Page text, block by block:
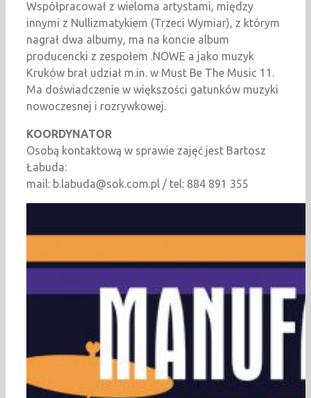
Współpracował z wieloma artystami, między
innymi z Nullizmatykiem (Trzeci Wymiar), z którym
nagrał dwa albumy, ma na koncie album
producencki z zespołem .NOWE a jako muzyk
Kruków brał udział m.in. w Must Be The Music 11.
Ma doświadczenie w większości gatunków muzyki
nowoczesnej i rozrywkowej.
KOORDYNATOR
Osobą kontaktową w sprawie zajęć jest Bartosz
Łabuda:
mail: b.labuda@sok.com.pl / tel: 884 891 355